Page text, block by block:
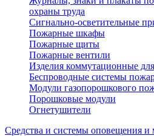
охраны труда
Сигнально-осветительные
Пожарные шкафы
Пожарные щиты
Пожарные вентили
Изделия коммутационные
Беспроводные системы
Модули газопорошкового
Порошковые модули
Огнетушители
Средства и системы оповещения и